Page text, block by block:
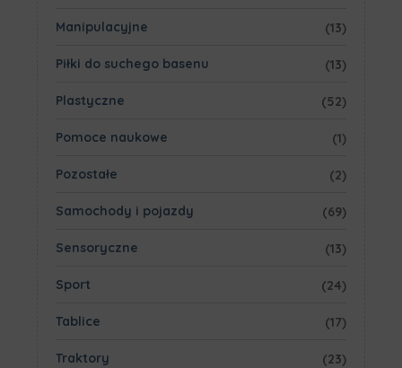
Manipulacyjne (13)
Piłki do suchego basenu (13)
Plastyczne (52)
Pomoce naukowe (1)
Pozostałe (2)
Samochody i pojazdy (69)
Sensoryczne (13)
Sport (24)
Tablice (17)
Traktory (23)